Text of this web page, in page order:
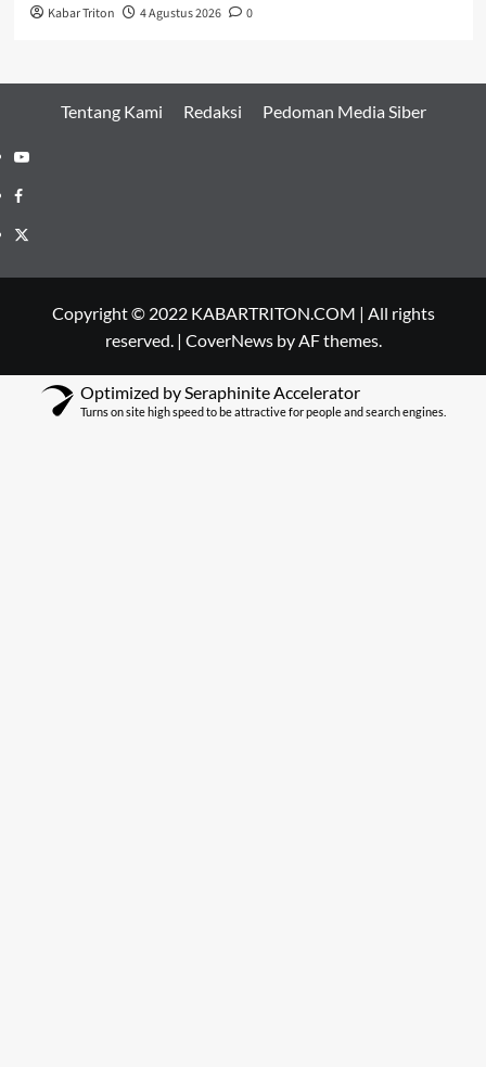
Kabar Triton 4 Agustus 2026 0
Tentang Kami Redaksi Pedoman Media Siber
Youtube
Facebook
Twitter
Copyright © 2022 KABARTRITON.COM | All rights
reserved. | CoverNewsby AF themes.
Optimized by Seraphinite Accelerator
Turns on site high speed to be attractive for people and search engines.